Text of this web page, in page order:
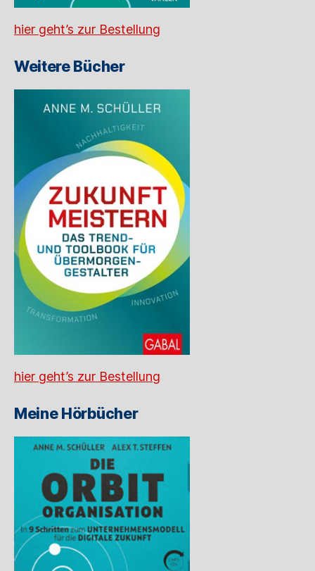
hier geht’s zur Bestellung
Weitere Bücher
hier geht’s zur Bestellung
Meine Hörbücher